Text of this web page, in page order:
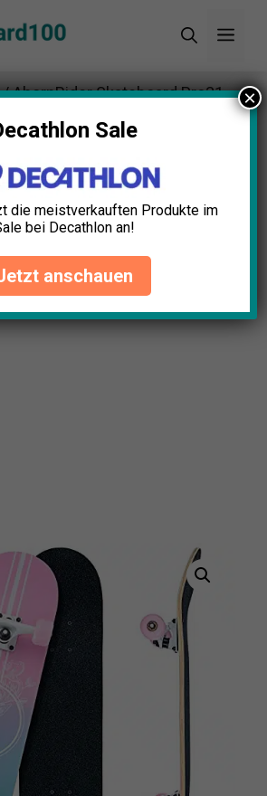
/ AhornRider Skateboard Pro31
Sale
die meistverkauften Produkte im
bei Decathlon an!
anschauen
×